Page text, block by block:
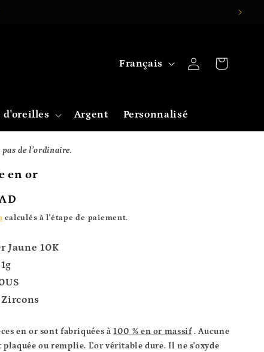
d'oreilles Argent Personnalisé
LFrançais ConnexionPanier
de l’ordinaire.
en or
calculés à l'étape de paiement.
Jaune 10K
en or sont fabriquées à 100 % en or massif . Aucune
ou remplie. L'or véritable dure. Il ne s'oxyde